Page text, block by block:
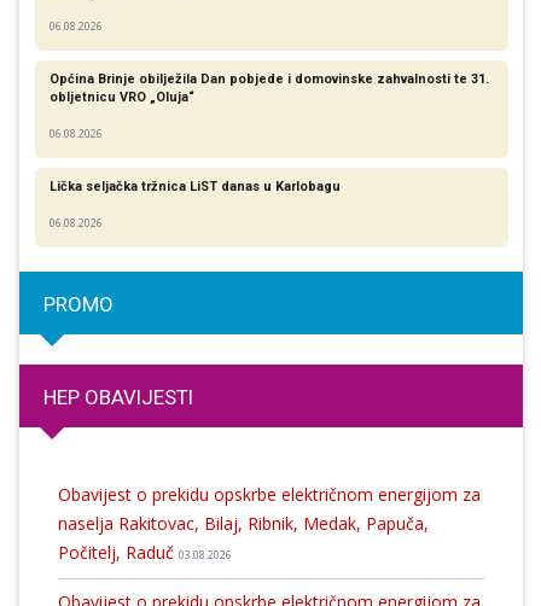
06.08.2026
Općina Brinje obilježila Dan pobjede i domovinske zahvalnosti te 31.
obljetnicu VRO „Oluja“
06.08.2026
Lička seljačka tržnica LiST danas u Karlobagu
06.08.2026
PROMO
HEP OBAVIJESTI
Obavijest o prekidu opskrbe električnom energijom za
naselja Rakitovac, Bilaj, Ribnik, Medak, Papuča,
Počitelj, Raduč 03.08.2026